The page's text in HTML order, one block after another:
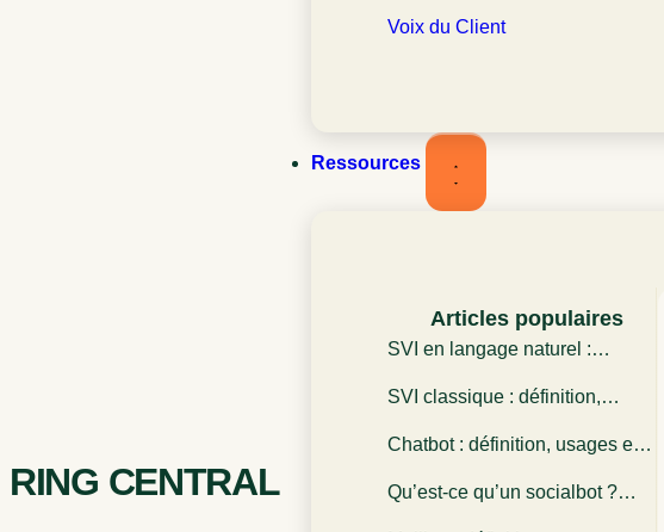
Voix du Client
Ressources
Articles populaires
SVI en langage naturel :
l’expérience client
SVI classique : définition,
expérience client
Chatbot : définition, usages et
Qu’est-ce qu’un socialbot ?
RING CENTRAL